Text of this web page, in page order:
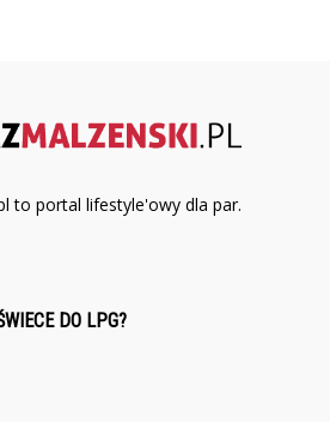
to portal lifestyle'owy dla par.
DO LPG?